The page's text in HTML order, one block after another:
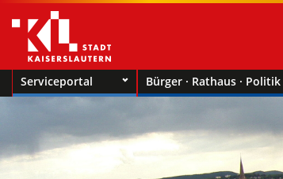
Serviceportal Bürger · Rathaus · Politik